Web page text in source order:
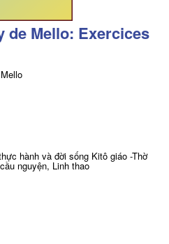
de Mello: Exercices
hành và đời sống Kitô giáo -Thờ
nguyện, Linh thao